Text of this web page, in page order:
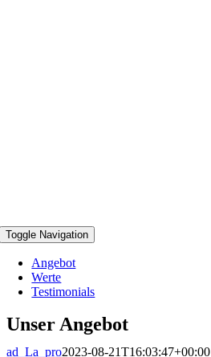
Toggle Navigation
Angebot
Werte
Testimonials
Unser Angebot
ad_La_pro2023-08-21T16:03:47+00:00